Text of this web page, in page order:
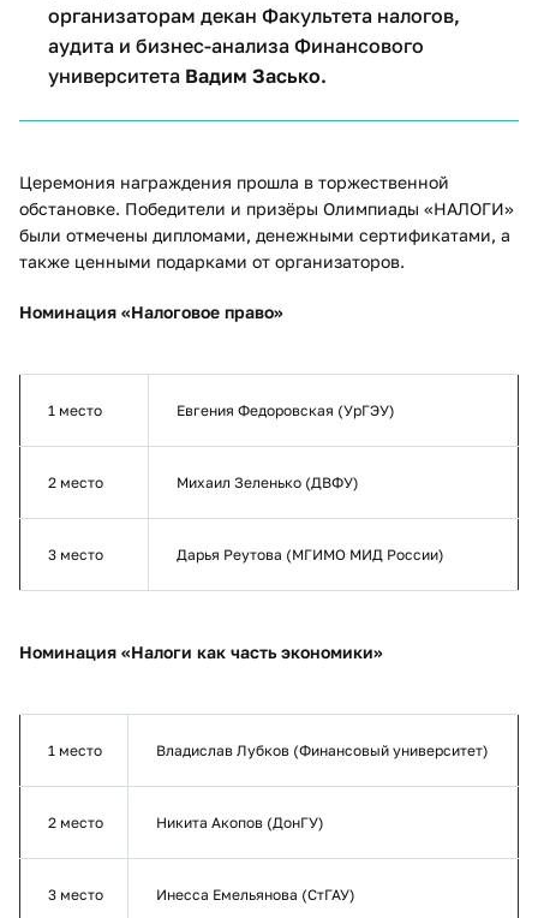
организаторам декан Факультета налогов,
аудита и бизнес-анализа Финансового
университета Вадим Засько.
Церемония награждения прошла в торжественной
обстановке. Победители и призёры Олимпиады «НАЛОГИ»
были отмечены дипломами, денежными сертификатами, а
также ценными подарками от организаторов.
Номинация «Налоговое право»
1 место Евгения Федоровская (УрГЭУ)
2 место Михаил Зеленько (ДВФУ)
3 место Дарья Реутова (МГИМО МИД России)
Номинация «Налоги как часть экономики»
1 место Владислав Лубков (Финансовый университет)
2 место Никита Акопов (ДонГУ)
3 место Инесса Емельянова (СтГАУ)